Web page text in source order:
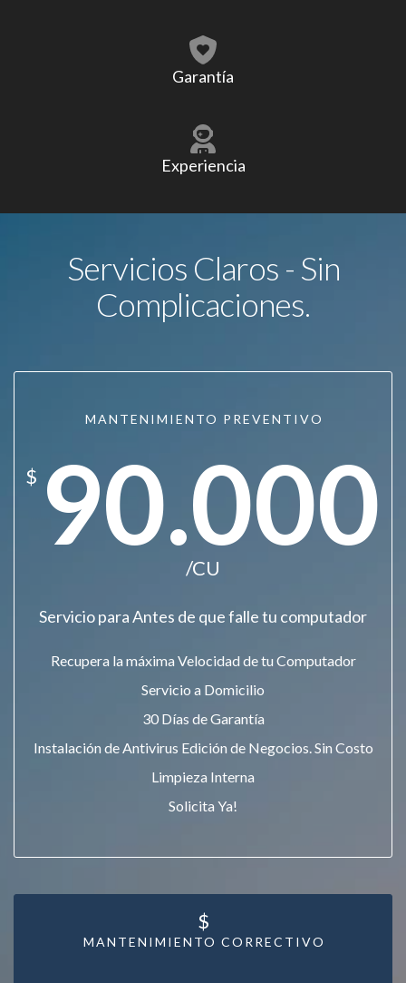
Garantía
Experiencia
Servicios Claros - Sin
Complicaciones.
MANTENIMIENTO PREVENTIVO
$ 90.000
/CU
Servicio para Antes de que falle tu computador
Recupera la máxima Velocidad de tu Computador
Servicio a Domicilio
30 Días de Garantía
Instalación de Antivirus Edición de Negocios. Sin Costo
Limpieza Interna
Solicita Ya!
MANTENIMIENTO CORRECTIVO
$